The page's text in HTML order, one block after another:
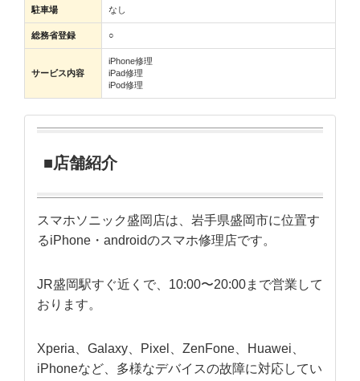
駐車場 なし
総務省登録 ○
サービス内容
iPhone修理
iPad修理
iPod修理
■店舗紹介
スマホソニック盛岡店は、岩手県盛岡市に位置す
るiPhone・androidのスマホ修理店です。
JR盛岡駅すぐ近くで、10:00〜20:00まで営業して
おります。
Xperia、Galaxy、Pixel、ZenFone、Huawei、
iPhoneなど、多様なデバイスの故障に対応してい